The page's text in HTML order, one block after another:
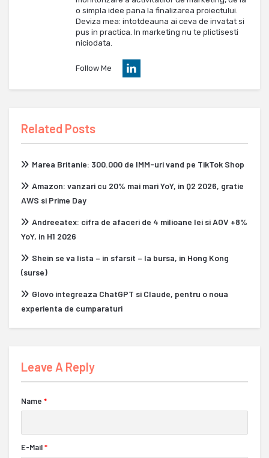
o simpla idee pana la finalizarea proiectului.
Deviza mea: intotdeauna ai ceva de invatat si
pus in practica. In marketing nu te plictisesti
niciodata.
Follow Me
Related Posts
Marea Britanie: 300.000 de IMM-uri vand pe TikTok Shop
Amazon: vanzari cu 20% mai mari YoY, in Q2 2026, gratie
AWS si Prime Day
Andreeatex: cifra de afaceri de 4 milioane lei si AOV +8%
YoY, in H1 2026
Shein se va lista – in sfarsit – la bursa, in Hong Kong
(surse)
Glovo integreaza ChatGPT si Claude, pentru o noua
experienta de cumparaturi
Leave A Reply
Name *
E-Mail*